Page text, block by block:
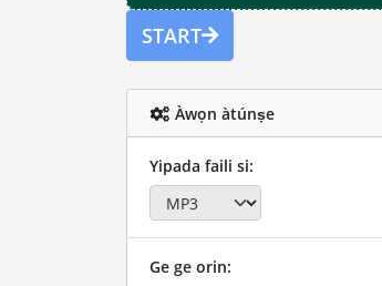
START
Àwọn àtúnṣe
Yipada faili si:
Ge ge orin: